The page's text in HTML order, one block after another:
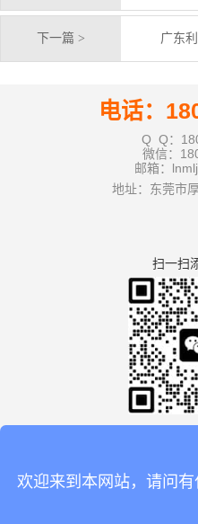
下一篇 > 广东
电话：
Q Q：
微信：
邮箱：
地址：东莞市
扫一扫
欢迎来到本网站，请问有